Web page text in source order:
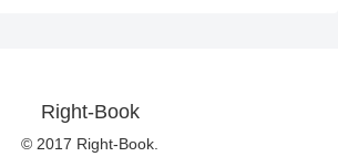
Right-Book
© 2017 Right-Book.